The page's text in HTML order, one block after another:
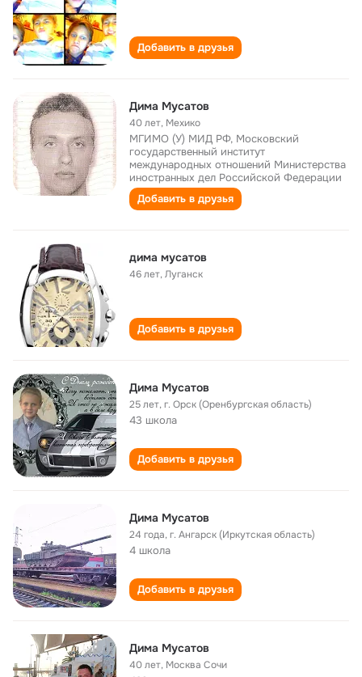
Добавить в друзья
Дима Мусатов
40 лет, Мехико
МГИМО (У) МИД РФ, Московский
государственный институт
международных отношений Министерства
иностранных дел Российской Федерации
Добавить в друзья
дима мусатов
46 лет,Луганск
Добавить в друзья
Дима Мусатов
25 лет,г. Орск (Оренбургская область)
43 школа
Добавить в друзья
Дима Мусатов
24 года,г. Ангарск (Иркутская область)
4 школа
Добавить в друзья
Дима Мусатов
40 лет, Москва Сочи